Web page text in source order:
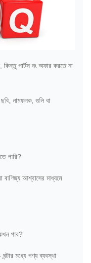
কিন্তু পার্টস নং অফার করতে না
নামফলক, গুলি বা
পারি?
বাণিজ্য আশ্বাসের মাধ্যমে
পাব?
মধ্যে পণ্য ব্যবস্থা